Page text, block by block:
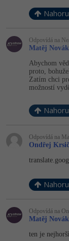
Nahoru
Odpovídá na
Matěj Novák
Abychom
proto,
Zatím chci
možností
Nahoru
Odpovídá na
Ondřej
Nahoru
Odpovídá na
Matěj Novák
ten je